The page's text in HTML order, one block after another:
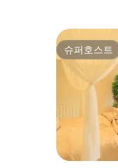
슈퍼호스트
슈퍼호스트